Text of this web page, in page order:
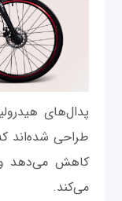
پدال‌های
طراحی شده‌اند
کاهش می‌دهد و
می‌کند.